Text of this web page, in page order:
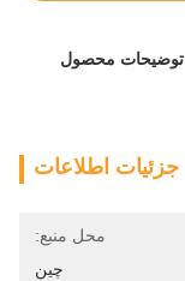
توضیحات محصول
جزئیات اطلاعات
محل منبع:
چین